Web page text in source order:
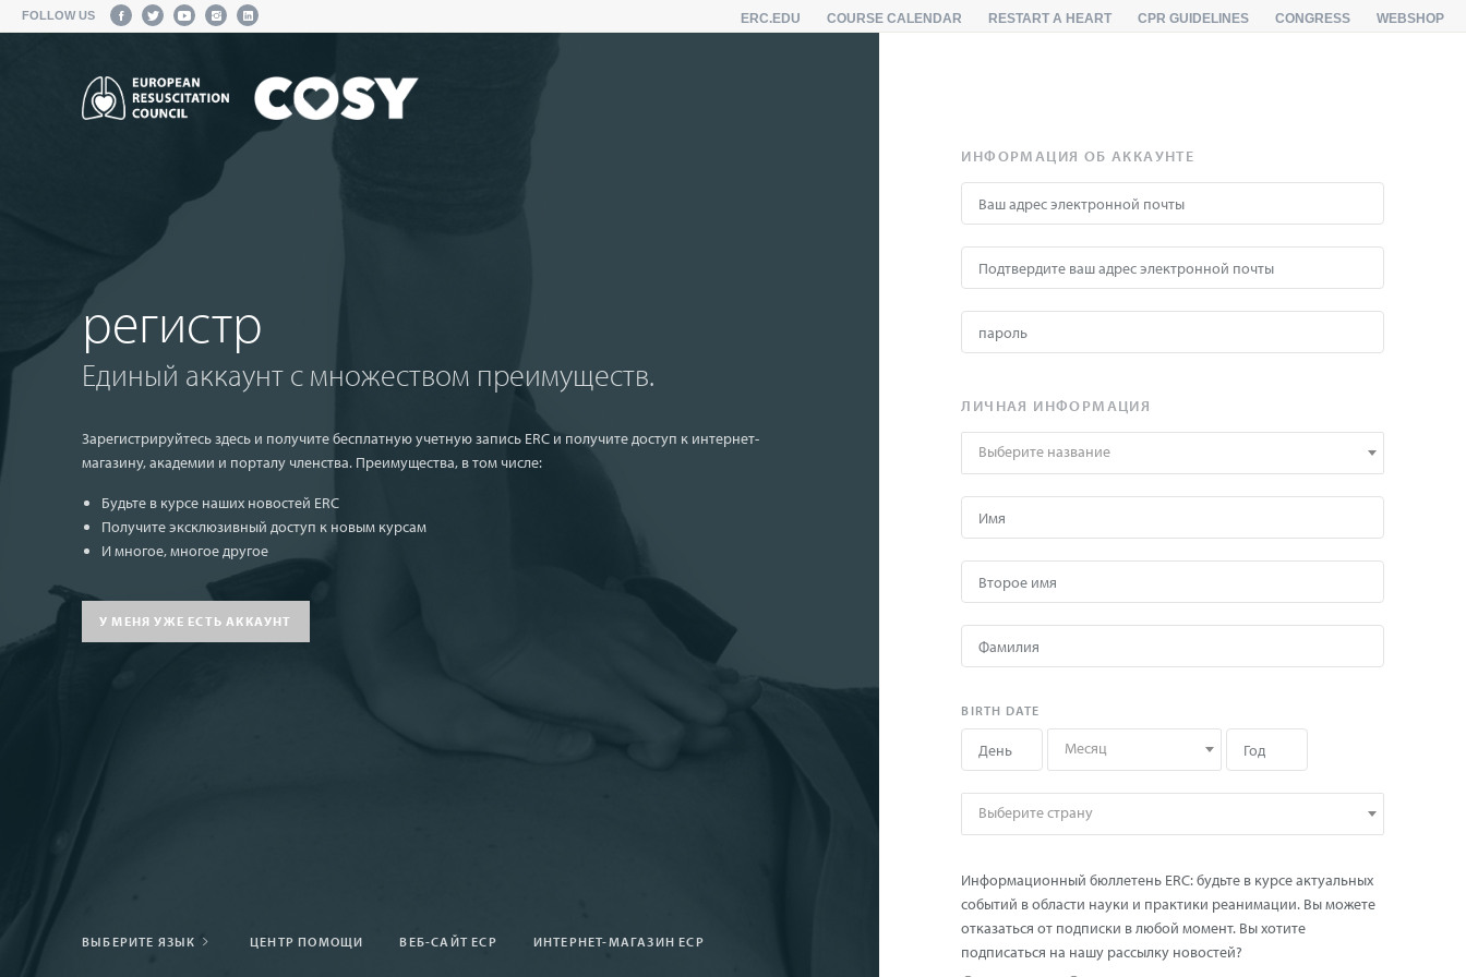
FOLLOW US ERC.EDU COURSE CALENDAR RESTART A HEART CPR GUIDELINES CONGRESS WEBSHOP
регистр
Единый аккаунт с множеством преимуществ.
Зарегистрируйтесь здесь и получите бесплатную учетную запись ERC и получите доступ к интернет-
магазину, академии и порталу членства. Преимущества, в том числе:
Будьте в курсе наших новостей ERC
Получите эксклюзивный доступ к новым курсам
И многое, многое другое
У МЕНЯ УЖЕ ЕСТЬ АККАУНТ
ВЫБЕРИТЕ ЯЗЫК ЦЕНТР ПОМОЩИ ВЕБ-САЙТ ЕСР ИНТЕРНЕТ-МАГАЗИН ЕСР
ИНФОРМАЦИЯ ОБ АККАУНТЕ
ЛИЧНАЯ ИНФОРМАЦИЯ
Выберите название
BIRTH DATE
Месяц
Выберите страну
Информационный бюллетень ERC: будьте в курсе актуальных
событий в области науки и практики реанимации. Вы можете
отказаться от подписки в любой момент. Вы хотите
подписаться на нашу рассылку новостей?